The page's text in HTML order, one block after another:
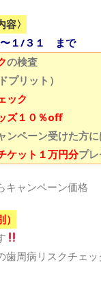
〉
１/３１ まで
の検査
リット）
ック
ズ１０％off
ペーン受けた方に
ケット１万円分プレ
キャンペーン価格
歯周病リスクチェ